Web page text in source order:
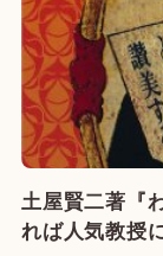
土屋賢二著『
れば人気教授